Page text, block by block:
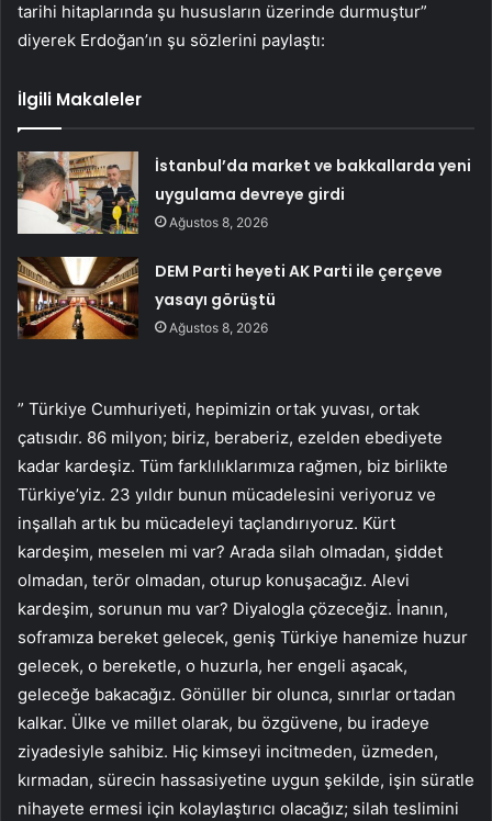
tarihi hitaplarında şu hususların üzerinde durmuştur”
diyerek Erdoğan’ın şu sözlerini paylaştı:
İlgili Makaleler
İstanbul’da market ve bakkallarda yeni
uygulama devreye girdi
Ağustos 8, 2026
DEM Parti heyeti AK Parti ile çerçeve
yasayı görüştü
Ağustos 8, 2026
” Türkiye Cumhuriyeti, hepimizin ortak yuvası, ortak
çatısıdır. 86 milyon; biriz, beraberiz, ezelden ebediyete
kadar kardeşiz. Tüm farklılıklarımıza rağmen, biz birlikte
Türkiye’yiz. 23 yıldır bunun mücadelesini veriyoruz ve
inşallah artık bu mücadeleyi taçlandırıyoruz. Kürt
kardeşim, meselen mi var? Arada silah olmadan, şiddet
olmadan, terör olmadan, oturup konuşacağız. Alevi
kardeşim, sorunun mu var? Diyalogla çözeceğiz. İnanın,
soframıza bereket gelecek, geniş Türkiye hanemize huzur
gelecek, o bereketle, o huzurla, her engeli aşacak,
geleceğe bakacağız. Gönüller bir olunca, sınırlar ortadan
kalkar. Ülke ve millet olarak, bu özgüvene, bu iradeye
ziyadesiyle sahibiz. Hiç kimseyi incitmeden, üzmeden,
kırmadan, sürecin hassasiyetine uygun şekilde, işin süratle
nihayete ermesi için kolaylaştırıcı olacağız; silah teslimini